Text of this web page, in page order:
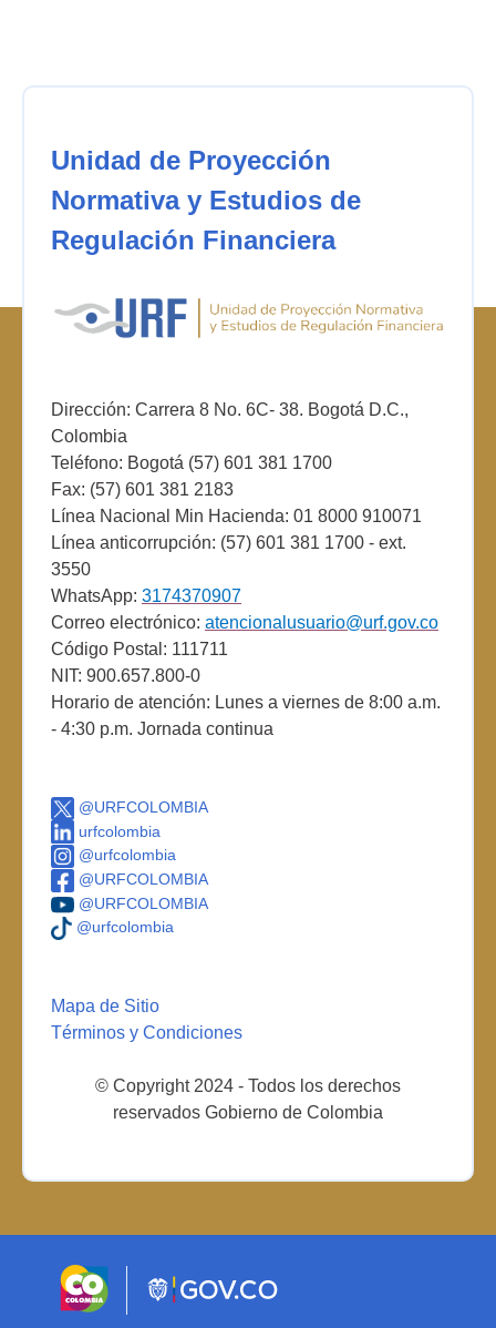
Unidad de Proyección
Normativa y Estudios de
Regulación Financiera
Dirección: Carrera 8 No. 6C- 38. Bogotá D.C.,
Colombia
Teléfono: Bogotá (57) 601 381 1700
Fax: (57) 601 381 2183
Línea Nacional Min Hacienda: 01 8000 910071
Línea anticorrupción: (57) 601 381 1700 - ext.
3550
WhatsApp: 3174370907
Correo electrónico: atencionalusuario@urf.gov.co
Código Postal: 111711
NIT: 900.657.800-0
Horario de atención: Lunes a viernes de 8:00 a.m.
- 4:30 p.m. Jornada continua
@URFCOLOMBIA
urfcolombia
@urfcolombia
@URFCOLOMBIA
@URFCOLOMBIA
@urfcolombia
Mapa de Sitio
Términos y Condiciones
© Copyright 2024 - Todos los derechos
reservados Gobierno de Colombia